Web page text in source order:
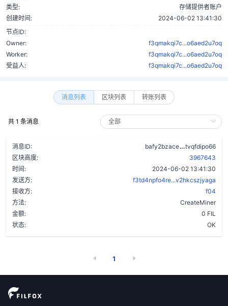
类型:
存储提供者账户
创建时间:
2024-06-02 13:41:30
节点ID:
Owner:
f3qmakqi7c...o6aed2u7oq
Worker:
f3qmakqi7c...o6aed2u7oq
受益人:
f3qmakqi7c...o6aed2u7oq
消息列表 区块列表 转账列表
共 1 条消息
消息ID: bafy2bzace
tvqfdipo66
区块高度:
3967643
时间:
2024-06-02 13:41:30
发送方:
f3td4npfo4re...v2hkcszjyaga
接收方:
f04
方法:
CreateMiner
金额:
0 FIL
状态:
OK
1